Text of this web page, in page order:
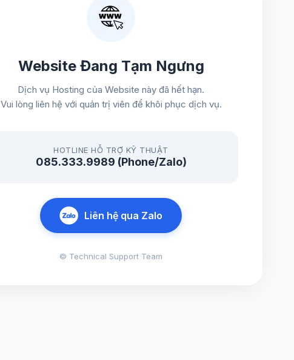
Website Đang Tạm Ngưng
Dịch vụ Hosting của Website này đã hết hạn.
Vui lòng liên hệ với quản trị viên để khôi phục dịch vụ.
HOTLINE HỖ TRỢ KỸ THUẬT
085.333.9989 (Phone/Zalo)
Liên hệ qua Zalo
© Technical Support Team